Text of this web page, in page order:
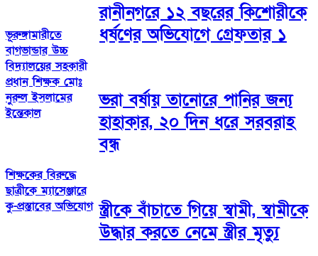
ভূরুঙ্গামারীতে
বাগভান্ডার উচ্চ
বিদ্যালয়ের সহকারী
প্রধান শিক্ষক মোঃ
নুরুল ইসলামের
ইন্তেকাল
শিক্ষকের বিরুদ্ধে
ছাত্রীকে ম্যাসেঞ্জারে
কু-প্রস্তাবের অভিযোগ
​রানীনগরে ১২ বছরের কিশোরীকে
ধর্ষণের অভিযোগে গ্রেফতার ১
ভরা বর্ষায় তানোরে পানির জন্য
হাহাকার, ২০ দিন ধরে সরবরাহ
বন্ধ
স্ত্রীকে বাঁচাতে গিয়ে স্বামী, স্বামীকে
উদ্ধার করতে নেমে স্ত্রীর মৃত্যু